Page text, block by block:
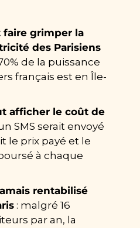
faire grimper la
des Parisiens
de la puissance
français est en Île-
afficher le coût de
SMS serait envoyé
le prix payé et le
à chaque
rentabilisé
: malgré 16
par an, la